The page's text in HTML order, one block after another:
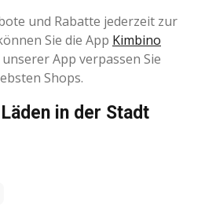
und Rabatte jederzeit zur
Sie die App Kimbino
App verpassen Sie
Shops.
in der Stadt